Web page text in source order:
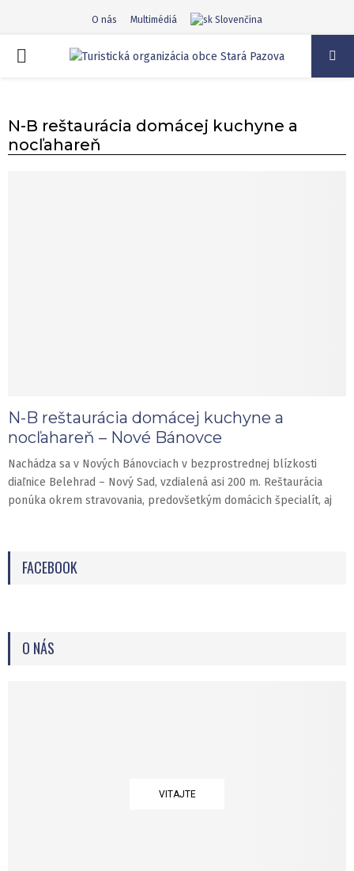
O nás Multimédiá Slovenčina
PRIMARY
N-B reštaurácia domácej kuchyne a
nocľahareň
N-B reštaurácia domácej kuchyne a
nocľahareň – Nové Bánovce
Nachádza sa v Nových Bánovciach v bezprostrednej blízkosti
diaľnice Belehrad – Nový Sad, vzdialená asi 200 m. Reštaurácia
ponúka okrem stravovania, predovšetkým domácich špecialít, aj
FACEBOOK
O NÁS
VITAJTE